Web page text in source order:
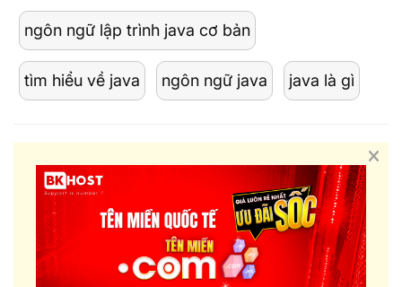
ngôn ngữ lập trình java cơ bản
tìm hiểu về java ngôn ngữ java java là gì